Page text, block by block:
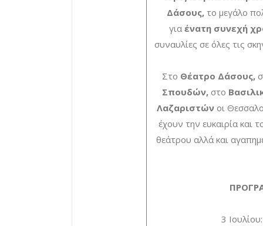
Δάσους, το μεγάλο
για ένατη συνεχή
συναυλίες σε όλες τις
Στο Θέατρο Δάσους,
Σπουδών, στο
Λαζαριστών οι
έχουν την ευκαιρία και
θεάτρου αλλά και
3